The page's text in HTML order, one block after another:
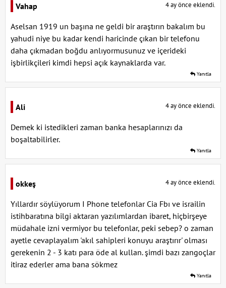
Vahap 4 ay önce eklendi.
Aselsan 1919 un başına ne geldi bir araştırın bakalım bu
yahudi niye bu kadar kendi haricinde çıkan bir telefonu
daha çıkmadan boğdu anlıyormusunuz ve içerideki
işbirlikçileri kimdi hepsi açık kaynaklarda var.
Yanıtla
Ali 4 ay önce eklendi.
Demek ki istedikleri zaman banka hesaplarınızı da
boşaltabilirler.
Yanıtla
okkeş 4 ay önce eklendi.
Yıllardır söylüyorum I Phone telefonlar Cia Fbı ve israilin
istihbaratına bilgi aktaran yazılımlardan ibaret, hiçbirşeye
müdahale izni vermiyor bu telefonlar, peki sebep? o zaman
ayetle cevaplayalım 'akıl sahipleri konuyu araştırır' olması
gerekenin 2 - 3 katı para öde al kullan. şimdi bazı zangoçlar
itiraz ederler ama bana sökmez
Yanıtla